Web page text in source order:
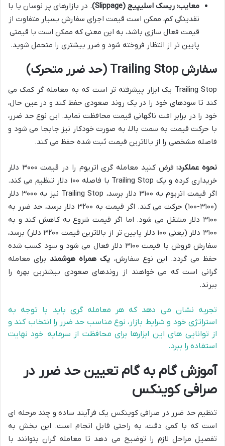
معایب: ریسک اسلیپیج (Slippage)
. در بازارهای پر نوسان یا با
نقدینگی کم، ممکن است قیمت اجرای سفارش بسیار متفاوت از
قیمت فعال سازی باشد، به این معنی که ممکن است با قیمتی
پایین تر از انتظار فروخته شود و ضرر بیشتری را متحمل شوید.
سفارش Trailing Stop (حد ضرر متحرک)
Trailing Stop یک ابزار پیشرفته تر است که به معامله گر کمک می
کند تا سودهای خود را در یک روند صعودی حفظ کند و در عین حال،
خود را در برابر افت ناگهانی قیمت محافظت نماید. این نوع حد ضرر،
با حرکت قیمت به سمت بالا، به صورت خودکار نیز جابجا می شود و
فاصله مشخصی را از بالاترین قیمت ثبت شده حفظ می کند.
نحوه عملکرد:
فرض کنید معامله گری اتریوم را در قیمت ۳۰۰۰ دلار
خریداری کرده و یک Trailing Stop با فاصله ۱۰۰ دلار تنظیم می کند.
اگر قیمت اتریوم به ۳۱۰۰ دلار برسد، Trailing Stop نیز به ۳۰۰۰ دلار
(۳۱۰۰-۱۰۰) حرکت می کند. اگر قیمت به ۳۲۰۰ دلار برسد، حد ضرر به
۳۱۰۰ دلار منتقل می شود. اما اگر قیمت شروع به کاهش کند و به
۳۱۰۰ دلار (یعنی ۱۰۰ دلار پایین تر از بالاترین قیمت ۳۲۰۰ دلار) برسد،
سفارش فروش با قیمت ۳۱۰۰ دلار فعال می شود و سود کسب شده
حفظ می گردد. این نوع سفارش، یک همراه هوشمندبرای معامله
گرانی است که می خواهند از روندهای صعودی بیشترین بهره را
ببرند.
تجربه نشان می دهد که هر معامله گری باید با توجه به
استراتژی خود و شرایط بازار، نوع مناسب حد ضرر را انتخاب کند و
از توانایی های این ابزارها برای محافظت از سرمایه خود نهایت
استفاده را ببرد.
آموزش گام به گام تعیین حد ضرر در
صرافی کوینکس
تنظیم حد ضرر در صرافی کوینکس یک فرآیند ساده و چند مرحله ای
است که با کمی دقت، به راحتی قابل انجام است. این بخش به
تفصیل مراحل لازم را توضیح می دهد تا معامله گران بتوانند با